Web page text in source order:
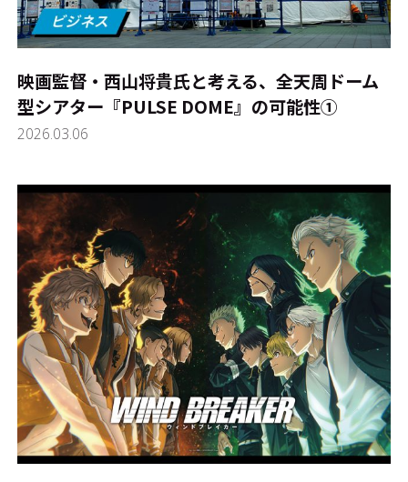
映画監督・西山将貴氏と考える、全天周ドーム
型シアター『PULSE DOME』の可能性①
2026.03.06